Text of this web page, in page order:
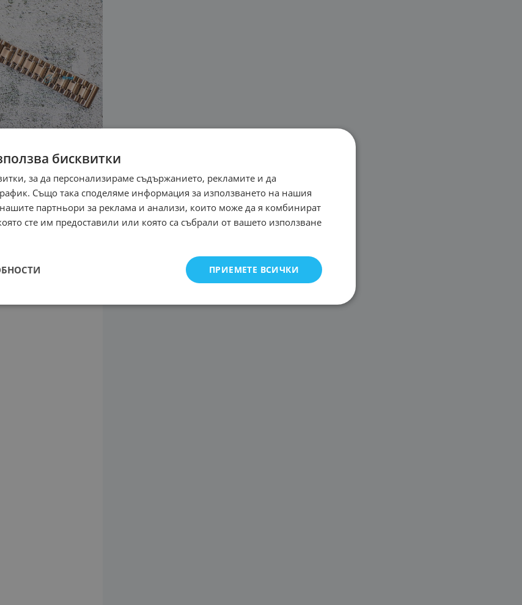
бисквитки
за да персонализираме съдържанието, рекламите и да
Също така споделяме информация за използването на нашия
нашите партньори за реклама и анализи, които може да я комбинират
сте им предоставили или която са събрали от вашето използване
ПРИЕМЕТЕ ВСИЧКИ